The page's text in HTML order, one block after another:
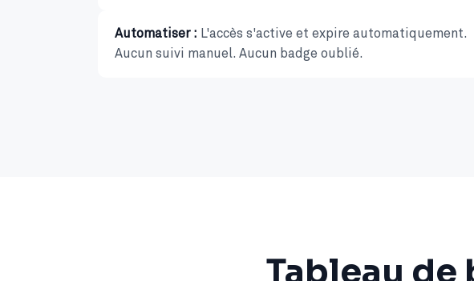
Automatiser : L'accès s'active et expire automatiquement.
Aucun suivi manuel. Aucun badge oublié.
Tableau